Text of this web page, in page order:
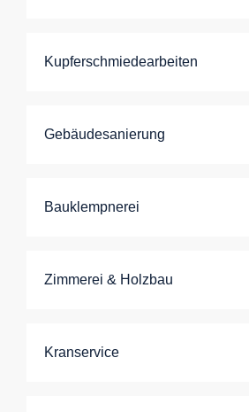
Kupferschmiedearbeiten
Gebäudesanierung
Bauklempnerei
Zimmerei & Holzbau
Kranservice